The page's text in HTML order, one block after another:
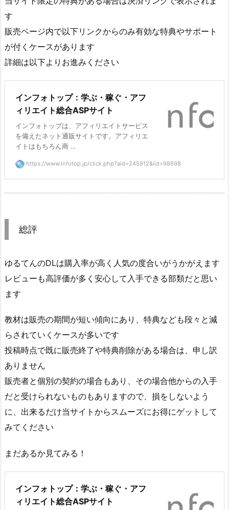
す
販売ページ内で以下リンクからのみ有効な特典やサポート
が付くケースがあります
詳細は以下よりお進みください
インフォトップ：学ぶ・稼ぐ・アフ
ィリエイト総合ASPサイト
インフォトップは、アフィリエイトサービス
を備えたネット通販サイトです。アフィリエ
イトはもちろん商 ...
https://www.infotop.jp/click.php?aid=245912&iid=98698
総評
ゆるてんのDLは購入率が高く人気の度合いがうかがえます
レビューも高評価が多く安心して入手できる部類だと思い
ます
教材は販売の期間が短い傾向にあり、特典なども段々と減
らされていくケースが多いです
投稿時点で既に販売終了や特典削除がある場合は、申し訳
ありません
販売者と個別の契約の場合もあり、その場合他からの入手
だと受けられないものもありますので、損をしないよう
に、出来るだけ当サイトからスムーズにお得にゲットして
みてください
まだあるか見てみる！
インフォトップ：学ぶ・稼ぐ・アフ
ィリエイト総合ASPサイト